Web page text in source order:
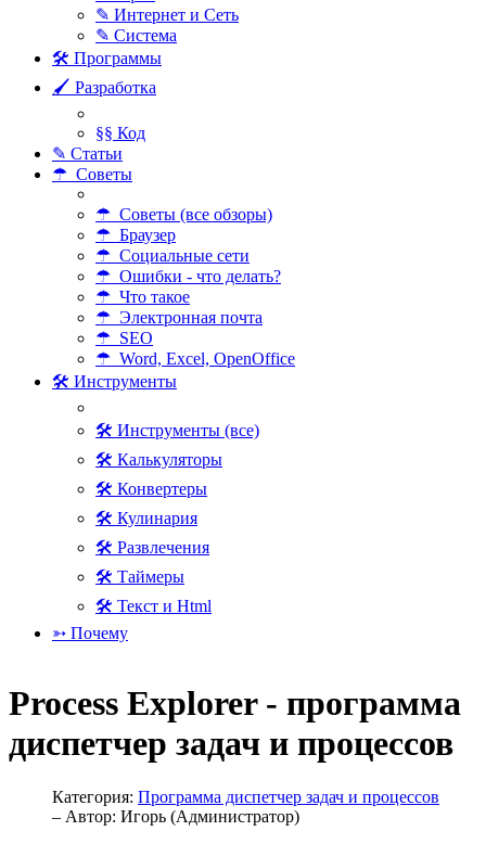
✎ Интернет и Сеть
✎ Система
🛠 Программы
🖌 Разработка
§§ Код
✎ Статьи
☂ Советы
☂ Советы (все обзоры)
☂ Браузер
☂ Социальные сети
☂ Ошибки - что делать?
☂ Что такое
☂ Электронная почта
☂ SEO
☂ Word, Excel, OpenOffice
🛠 Инструменты
🛠 Инструменты (все)
🛠 Калькуляторы
🛠 Конвертеры
🛠 Кулинария
🛠 Развлечения
🛠 Таймеры
🛠 Текст и Html
➳ Почему
Process Explorer - программа
диспетчер задач и процессов
Категория: Программа диспетчер задач и процессов
– Автор: Игорь (Администратор)